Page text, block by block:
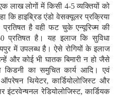
लाख लोगों में किसी 4-5 व्यक्तियों को
कि हाइब्रिड एंडो वेसक्यूलर प्रक्रिया
है वही फट चुके एन्यूरिज्म की
प्रतिषत है। यह इलाज कि सुविधा
में उपलब्ध है। ऐसे रोगियों के इलाज
और कोई भी घातक बिमारी न हो जैसे
किडनी का समुचित कार्य आदि। एवं
थियेटर, कार्डियोलोजिस्ट और
इंटरवेन्षनल रेडियोलोजिस्ट, कार्डियक